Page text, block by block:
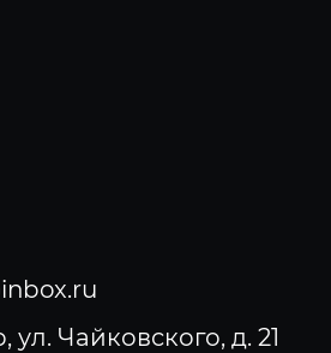
ул. Чайковского, д. 21